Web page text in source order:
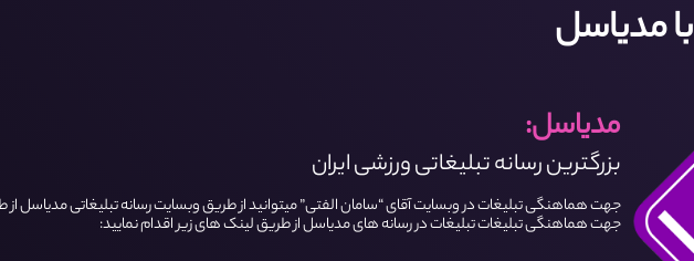
با مدیاسل
مدیاسل:
بزرگترین رسانه تبلیغاتی ورزشی ایران
جهت هماهنگی تبلیغات در وبسایت آقای “سامان الفتی” میتوانید از طریق وبسایت رسانه تبلیغاتی مدیاسل از
جهت هماهنگی تبلیغات تبلیغات در رسانه های مدیاسل از طریق لینک های زیر اقدام نمایید: